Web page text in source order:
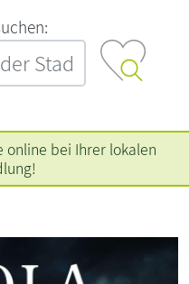
online bei Ihrer lokalen